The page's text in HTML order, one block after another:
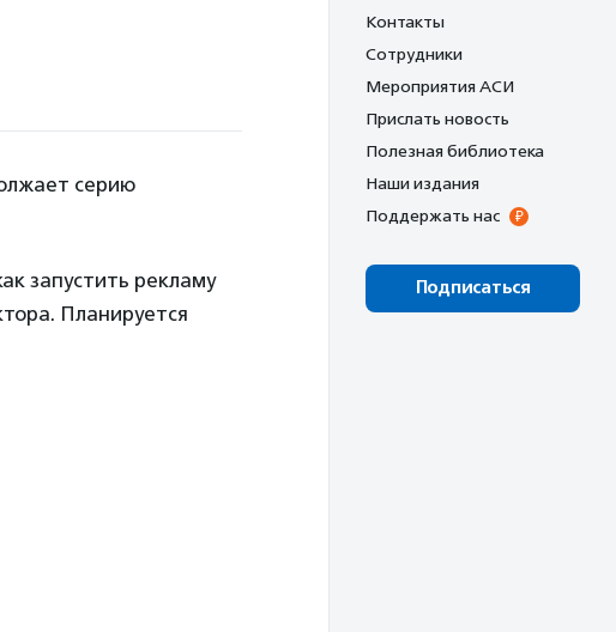
серию
запустить рекламу
Планируется
Контакты
Сотрудники
Мероприятия АСИ
Прислать новость
Полезная библиотека
Наши издания
Поддержать нас
Подписаться